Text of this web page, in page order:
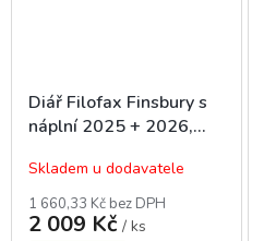
Diář Filofax Finsbury s
náplní 2025 + 2026,
Skladem u dodavatele
1 660,33 Kč bez DPH
2 009 Kč / ks